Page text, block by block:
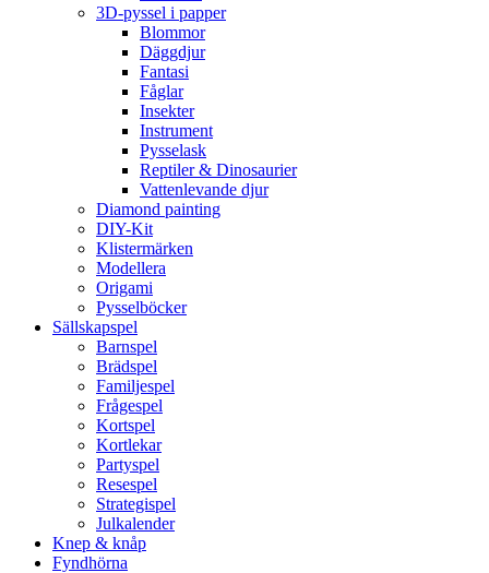
3D-pyssel i papper
Blommor
Däggdjur
Fantasi
Fåglar
Insekter
Instrument
Pysselask
Reptiler & Dinosaurier
Vattenlevande djur
Diamond painting
DIY-Kit
Klistermärken
Modellera
Origami
Pysselböcker
Sällskapspel
Barnspel
Brädspel
Familjespel
Frågespel
Kortspel
Kortlekar
Partyspel
Resespel
Strategispel
Julkalender
Knep & knåp
Fyndhörna